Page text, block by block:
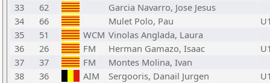
33
62
Garcia Navarro, Jose Jesus
34
66 Mulet Polo, Pau
35
51 WCM Vinolas Anglada, Laura
36
26 FM Herman Gamazo, Isaac
37
37 FM
Montes Molina, Ivan
38
36 AIM Sergooris, Danail Jurgen